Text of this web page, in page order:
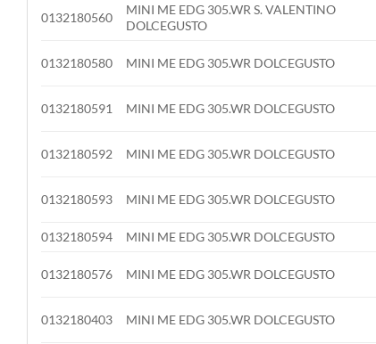
0132180560
MINI ME EDG 305.WR S. VALENTINO
DOLCEGUSTO
0132180580 MINI ME EDG 305.WR DOLCEGUSTO
0132180591 MINI ME EDG 305.WR DOLCEGUSTO
0132180592 MINI ME EDG 305.WR DOLCEGUSTO
0132180593 MINI ME EDG 305.WR DOLCEGUSTO
0132180594
MINI ME EDG 305.WR DOLCEGUSTO
0132180576 MINI ME EDG 305.WR DOLCEGUSTO
0132180403 MINI ME EDG 305.WR DOLCEGUSTO